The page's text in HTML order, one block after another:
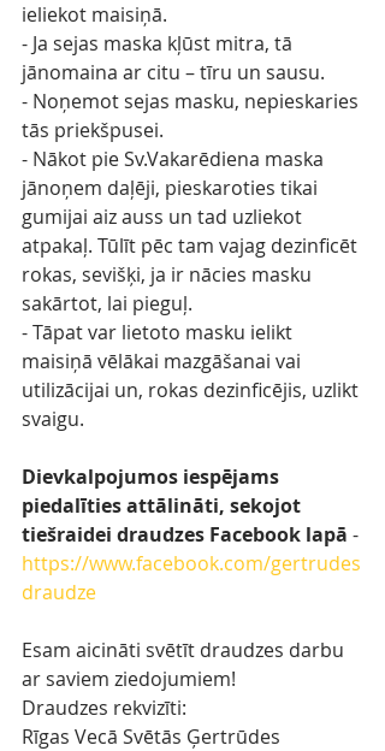
ieliekot maisiņā.
- Ja sejas maska kļūst mitra, tā
jānomaina ar citu – tīru un sausu.
- Noņemot sejas masku, nepieskaries
tās priekšpusei.
- Nākot pie Sv.Vakarēdiena maska
jānoņem daļēji, pieskaroties tikai
gumijai aiz auss un tad uzliekot
atpakaļ. Tūlīt pēc tam vajag dezinficēt
rokas, sevišķi, ja ir nācies masku
sakārtot, lai pieguļ.
- Tāpat var lietoto masku ielikt
maisiņā vēlākai mazgāšanai vai
utilizācijai un, rokas dezinficējis, uzlikt
svaigu.
Dievkalpojumos iespējams
piedalīties attālināti, sekojot
tiešraidei draudzes Facebook lapā -
https://www.facebook.com/gertrudes
draudze
Esam aicināti svētīt draudzes darbu
ar saviem ziedojumiem!
Draudzes rekvizīti:
Rīgas Vecā Svētās Ģertrūdes